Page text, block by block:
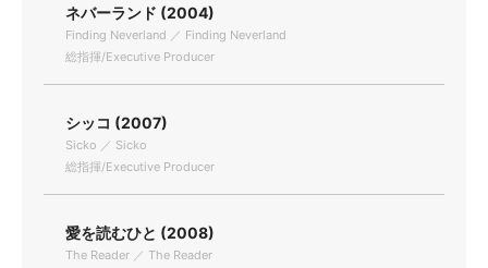
ネバーランド (2004)
Finding Neverland ／ Finding Neverland
総指揮/Executive Producer
シッコ (2007)
Sicko ／ Sicko
総指揮/Executive Producer
愛を読むひと (2008)
The Reader ／ The Reader